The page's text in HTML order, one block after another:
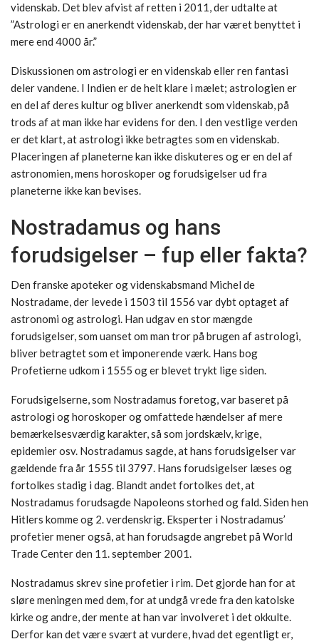
videnskab. Det blev afvist af retten i 2011, der udtalte at
”Astrologi er en anerkendt videnskab, der har været benyttet i
mere end 4000 år.”
Diskussionen om astrologi er en videnskab eller ren fantasi
deler vandene. I Indien er de helt klare i mælet; astrologien er
en del af deres kultur og bliver anerkendt som videnskab, på
trods af at man ikke har evidens for den. I den vestlige verden
er det klart, at astrologi ikke betragtes som en videnskab.
Placeringen af planeterne kan ikke diskuteres og er en del af
astronomien, mens horoskoper og forudsigelser ud fra
planeterne ikke kan bevises.
Nostradamus og hans
forudsigelser – fup eller fakta?
Den franske apoteker og videnskabsmand Michel de
Nostradame, der levede i 1503 til 1556 var dybt optaget af
astronomi og astrologi. Han udgav en stor mængde
forudsigelser, som uanset om man tror på brugen af astrologi,
bliver betragtet som et imponerende værk. Hans bog
Profetierne udkom i 1555 og er blevet trykt lige siden.
Forudsigelserne, som Nostradamus foretog, var baseret på
astrologi og horoskoper og omfattede hændelser af mere
bemærkelsesværdig karakter, så som jordskælv, krige,
epidemier osv. Nostradamus sagde, at hans forudsigelser var
gældende fra år 1555 til 3797. Hans forudsigelser læses og
fortolkes stadig i dag. Blandt andet fortolkes det, at
Nostradamus forudsagde Napoleons storhed og fald. Siden hen
Hitlers komme og 2. verdenskrig. Eksperter i Nostradamus’
profetier mener også, at han forudsagde angrebet på World
Trade Center den 11. september 2001.
Nostradamus skrev sine profetier i rim. Det gjorde han for at
sløre meningen med dem, for at undgå vrede fra den katolske
kirke og andre, der mente at han var involveret i det okkulte.
Derfor kan det være svært at vurdere, hvad det egentligt er,